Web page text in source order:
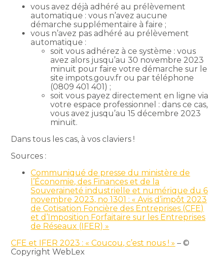
vous avez déjà adhéré au prélèvement
automatique : vous n’avez aucune
démarche supplémentaire à faire ;
vous n’avez pas adhéré au prélèvement
automatique :
soit vous adhérez à ce système : vous
avez alors jusqu’au 30 novembre 2023
minuit pour faire votre démarche sur le
site impots.gouv.fr ou par téléphone
(0809 401 401) ;
soit vous payez directement en ligne via
votre espace professionnel : dans ce cas,
vous avez jusqu’au 15 décembre 2023
minuit.
Dans tous les cas, à vos claviers !
Sources :
Communiqué de presse du ministère de
l’Économie, des Finances et de la
Souveraineté industrielle et numérique du 6
novembre 2023, no 1301 : « Avis d’impôt 2023
de Cotisation Foncière des Entreprises (CFE)
et d’Imposition Forfaitaire sur les Entreprises
de Réseaux (IFER) »
CFE et IFER 2023 : « Coucou, c’est nous ! » – ©
Copyright WebLex